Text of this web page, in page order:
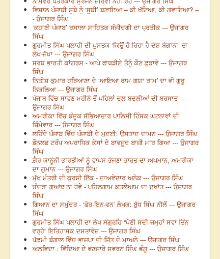
ਵਿਸ਼ਾਲ ਪੰਜਾਬੀ ਸੂਬੇ ਨੂੰ ‘ਸੂਬੀ’ ਬਣਾਇਆ – ਕੀ ਖੱਟਿਆ, ਕੀ ਗਵਾਇਆ? --
- ਉਜਾਗਰ ਸਿੰਘ
‘ਕਹਾਣੀ ਪੰਜਾਬ’ ਰਸਾਲਾ ਸਾਹਿਤਕ ਸੰਜੀਦਗੀ ਦਾ ਪ੍ਰਤੀਕ --- ਉਜਾਗਰ
ਸਿੰਘ
ਗੁਰਮੀਤ ਸਿੰਘ ਪਲਾਹੀ ਦੀ ਪੁਸਤਕ ‘ਕਿਉਂ ਹੋ ਰਿਹਾ ਹੈ ਦੇਸ਼ ਬੇਗਾਨਾ’ ਦਾ
ਲੇਖ-ਜੋਖਾ --- ਉਜਾਗਰ ਸਿੰਘ
ਸਰਬ ਭਾਰਤੀ ਕਾਂਗਰਸ - ਆਪੇ ਫਾਥੜੀਏ ਤੈਨੂੰ ਕੌਣ ਛੁਡਾਵੇ --- ਉਜਾਗਰ
ਸਿੰਘ
ਨਿਤੀਸ਼ ਕੁਮਾਰ ਹਰਿਆਣਾ ਦੇ ‘ਆਇਆ ਰਾਮ ਗਯਾ ਰਾਮ’ ਦਾ ਵੀ ਗੁਰੂ
ਨਿਕਲਿਆ --- ਉਜਾਗਰ ਸਿੰਘ
ਪੰਜਾਬ ਵਿੱਚ ਸਾਵਣ ਮਹੀਨੇ ਤੋਂ ਪਹਿਲਾਂ ਦਲ ਬਦਲੀਆਂ ਦੀ ਬਰਸਾਤ ---
ਉਜਾਗਰ ਸਿੰਘ
ਅਮਰੀਕਾ ਵਿੱਚ ਬੰਦੂਕ ਸੱਭਿਆਚਾਰ ਪਾਲਿਸੀ ਹਿੰਸਕ ਘਟਨਾਵਾਂ ਦੀ
ਜ਼ਿੰਮੇਵਾਰ --- ਉਜਾਗਰ ਸਿੰਘ
ਲਹਿੰਦੇ ਪੰਜਾਬ ਵਿੱਚ ਪੰਜਾਬੀ ਦੇ ਮੁਦਈ: ਉਸਤਾਦ ਦਾਮਨ --- ਉਜਾਗਰ ਸਿੰਘ
ਡੌਨਲਡ ਟਰੰਪ ਅਪਰਾਧਿਕ ਕੇਸਾਂ ਦੇ ਬਾਵਜੂਦ ਬਾਜ਼ੀ ਮਾਰ ਗਿਆ --- ਉਜਾਗਰ
ਸਿੰਘ
ਗ਼ੈਰ ਕਾਨੂੰਨੀ ਭਾਰਤੀਆਂ ਨੂੰ ਵਾਪਸ ਭੇਜਣਾ ਭਾਰਤ ਦਾ ਅਪਮਾਨ, ਅਮਰੀਕਾ
ਦਾ ਗੁਮਾਨ --- ਉਜਾਗਰ ਸਿੰਘ
ਮੁੱਖ ਮੰਤਰੀ ਦੀ ਕੁਰਸੀ ਇੱਕ - ਦਾਅਵੇਦਾਰ ਅਨੇਕ --- ਉਜਾਗਰ ਸਿੰਘ
ਚੰਦਰਾ ਗੁਆਂਢ ਨਾ ਹੋਵੇ - ਪਹਿਲਗਾਮ ਕਤਲੇਆਮ ਦਾ ਦੁਖਾਂਤ --- ਉਜਾਗਰ
ਸਿੰਘ
ਗਿਆਨ ਦਾ ਸਮੁੰਦਰ - ‘ਫੋਰ-ਇਨ-ਵਨ’ ਲੇਖਕ: ਬੁੱਧ ਸਿੰਘ ਨੀਲੋਂ --- ਉਜਾਗਰ
ਸਿੰਘ
ਗੁਰਮੀਤ ਸਿੰਘ ਪਲਾਹੀ ਦਾ ਲੇਖ ਸੰਗ੍ਰਹਿ “ਪੌਣੀ ਸਦੀ ਜਮ੍ਹਾਂ ਸਵਾ ਤਿੰਨ
ਵਰ੍ਹੇ” ਇਤਿਹਾਸਕ ਦਸਤਾਵੇਜ਼ --- ਉਜਾਗਰ ਸਿੰਘ
ਪੱਛਮੀ ਬੰਗਾਲ ਵਿੱਚ ਭਾਜਪਾ ਦੀ ਜਿੱਤ ਦੇ ਮਾਅਨੇ --- ਉਜਾਗਰ ਸਿੰਘ
ਅਲਵਿਦਾ : ਵਿੱਦਿਆ ਦੇ ਵਣਜਾਰੇ ਸਵਰਨ ਸਿੰਘ ਭੰਗੂ --- ਉਜਾਗਰ ਸਿੰਘ